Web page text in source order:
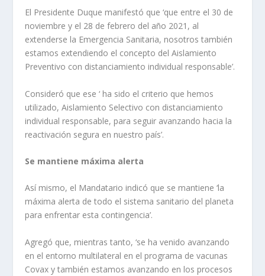
El Presidente Duque manifestó que ‘que entre el 30 de
noviembre y el 28 de febrero del año 2021, al
extenderse la Emergencia Sanitaria, nosotros también
estamos extendiendo el concepto del Aislamiento
Preventivo con distanciamiento individual responsable’.
Consideró que ese ‘ ha sido el criterio que hemos
utilizado, Aislamiento Selectivo con distanciamiento
individual responsable, para seguir avanzando hacia la
reactivación segura en nuestro país’.
Se mantiene máxima alerta
Así mismo, el Mandatario indicó que se mantiene ‘la
máxima alerta de todo el sistema sanitario del planeta
para enfrentar esta contingencia’.
Agregó que, mientras tanto, ‘se ha venido avanzando
en el entorno multilateral en el programa de vacunas
Covax y también estamos avanzando en los procesos